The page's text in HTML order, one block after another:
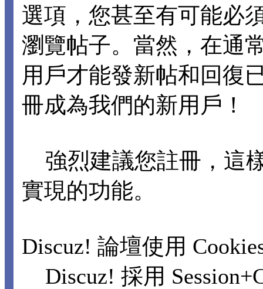
選項，您甚至有可能必
瀏覽帖子。當然，在通
用戶才能發新帖和回復
冊成為我們的新用戶！
強烈建議您註冊，這
實現的功能。
Discuz! 論壇使用
Discuz! 採用